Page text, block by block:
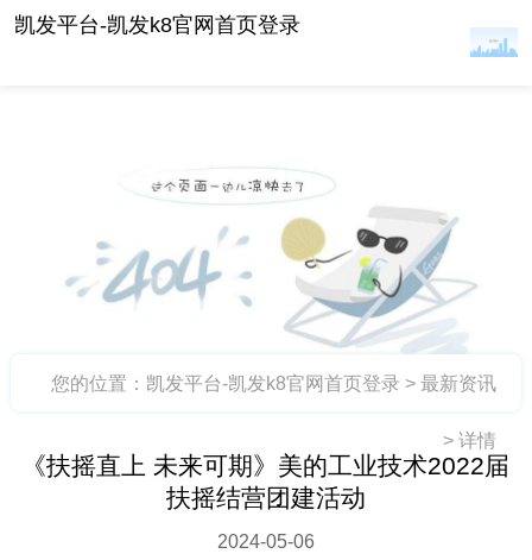
《扶摇直上 未来可期》美的工业技术2022届扶摇
凯发平台-凯发k8官网首页登录
您的位置： 凯发平台-凯发k8官网首页登录 > 最新资讯
> 详情
《扶摇直上 未来可期》美的工业技术2022届
扶摇结营团建活动
2024-05-06